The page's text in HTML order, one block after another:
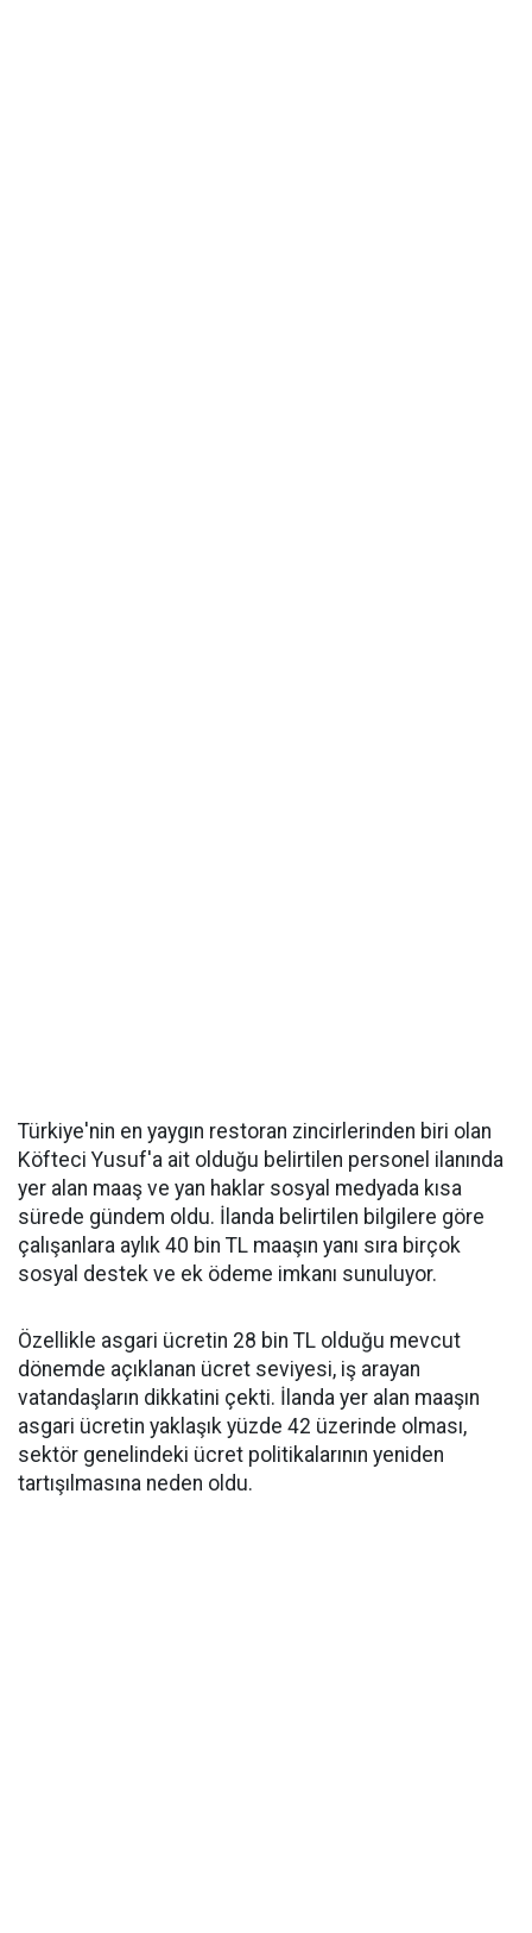
Türkiye'nin en yaygın restoran zincirlerinden biri olan
Köfteci Yusuf'a ait olduğu belirtilen personel ilanında
yer alan maaş ve yan haklar sosyal medyada kısa
sürede gündem oldu. İlanda belirtilen bilgilere göre
çalışanlara aylık 40 bin TL maaşın yanı sıra birçok
sosyal destek ve ek ödeme imkanı sunuluyor.
Özellikle asgari ücretin 28 bin TL olduğu mevcut
dönemde açıklanan ücret seviyesi, iş arayan
vatandaşların dikkatini çekti. İlanda yer alan maaşın
asgari ücretin yaklaşık yüzde 42 üzerinde olması,
sektör genelindeki ücret politikalarının yeniden
tartışılmasına neden oldu.